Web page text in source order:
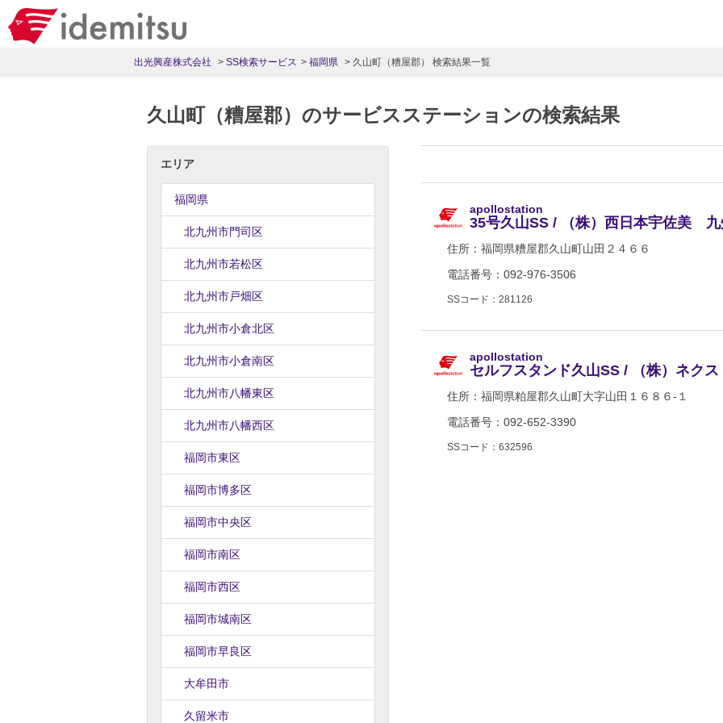
出光興産株式会社 SS検索サービス 福岡県 久山町（糟屋郡） 検索結果一覧
久山町（糟屋郡）のサービスステーションの検索結果
エリア
福岡県
北九州市門司区
北九州市若松区
北九州市戸畑区
北九州市小倉北区
北九州市小倉南区
北九州市八幡東区
北九州市八幡西区
福岡市東区
福岡市博多区
福岡市中央区
福岡市南区
福岡市西区
福岡市城南区
福岡市早良区
大牟田市
久留米市
apollostation
35号久山SS / （株）西日本宇佐美 九
住所： 福岡県糟屋郡久山町山田２４６６
電話番号：092-976-3506
SSコード：281126
apollostation
セルフスタンド久山SS / （株）ネクス
住所： 福岡県粕屋郡久山町大字山田１６８６-１
電話番号：092-652-3390
SSコード：632596